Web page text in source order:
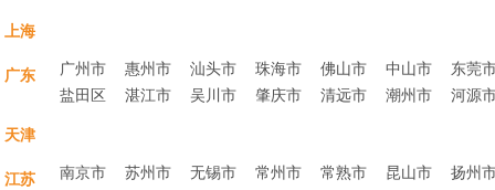
上海
广东 广州市 惠州市 汕头市 珠海市 佛山市 中山市
东莞
盐田区
湛江市 吴川市 肇庆市 清远市 潮州市 河源
天津
江苏 南京市 苏州市 无锡市 常州市 常熟市 昆山市
扬州